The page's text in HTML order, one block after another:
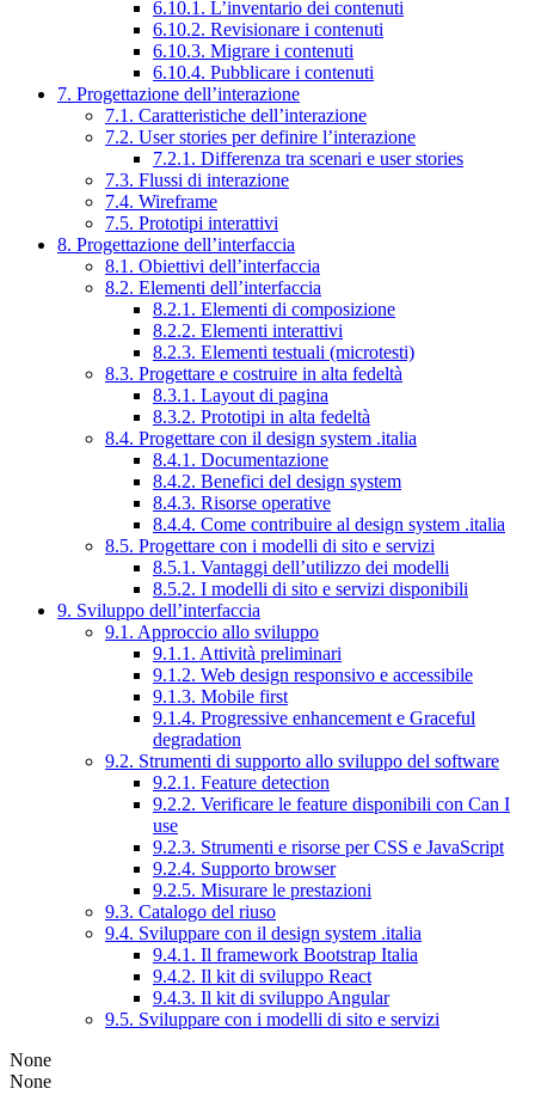
6.10.1. L’inventario dei contenuti
6.10.2. Revisionare i contenuti
6.10.3. Migrare i contenuti
6.10.4. Pubblicare i contenuti
7. Progettazione dell’interazione
7.1. Caratteristiche dell’interazione
7.2. User stories per definire l’interazione
7.2.1. Differenza tra scenari e user stories
7.3. Flussi di interazione
7.4. Wireframe
7.5. Prototipi interattivi
8. Progettazione dell’interfaccia
8.1. Obiettivi dell’interfaccia
8.2. Elementi dell’interfaccia
8.2.1. Elementi di composizione
8.2.2. Elementi interattivi
8.2.3. Elementi testuali (microtesti)
8.3. Progettare e costruire in alta fedeltà
8.3.1. Layout di pagina
8.3.2. Prototipi in alta fedeltà
8.4. Progettare con il design system .italia
8.4.1. Documentazione
8.4.2. Benefici del design system
8.4.3. Risorse operative
8.4.4. Come contribuire al design system .italia
8.5. Progettare con i modelli di sito e servizi
8.5.1. Vantaggi dell’utilizzo dei modelli
8.5.2. I modelli di sito e servizi disponibili
9. Sviluppo dell’interfaccia
9.1. Approccio allo sviluppo
9.1.1. Attività preliminari
9.1.2. Web design responsivo e accessibile
9.1.3. Mobile first
9.1.4. Progressive enhancement e Graceful
degradation
9.2. Strumenti di supporto allo sviluppo del software
9.2.1. Feature detection
9.2.2. Verificare le feature disponibili con Can I
use
9.2.3. Strumenti e risorse per CSS e JavaScript
9.2.4. Supporto browser
9.2.5. Misurare le prestazioni
9.3. Catalogo del riuso
9.4. Sviluppare con il design system .italia
9.4.1. Il framework Bootstrap Italia
9.4.2. Il kit di sviluppo React
9.4.3. Il kit di sviluppo Angular
9.5. Sviluppare con i modelli di sito e servizi
None
None